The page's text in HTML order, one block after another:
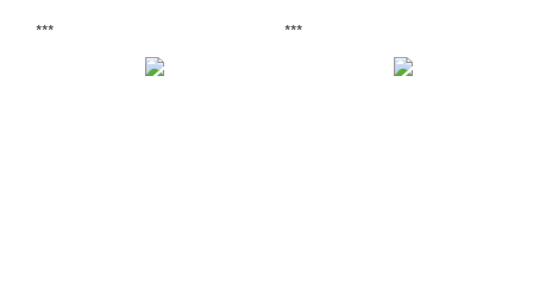
*** ***